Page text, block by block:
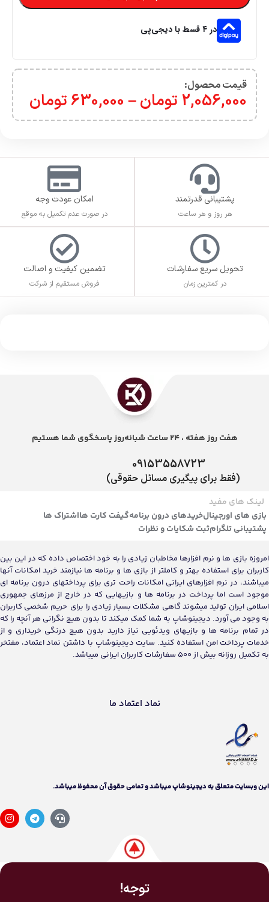
در ۴ قسط با دیجی‌پی
قیمت محصول:​
2,056,000 تومان–
630,000تومان
پشتیبانی قدرتمند
هر روز و هر ساعت
امکان عودت وجه
در صورت عدم تکمیل به موقع
تحویل سریع سفارشات
در کمترین زمان
تضمین کیفیت و اصالت
فروش مستقیم از شرکت
هفت روز هفته ، 24 ساعت شبانه‌روز پاسخگوی شما هستیم
09153558723
(فقط برای پیگیری مسائل حقوقی)
لینک های مفید
بازی های اورجینالخریدهای درون برنامهگیفت کارت هااشتراک ها
پشتیبانی تلگرامثبت شکایات و نظرات
امروزه بازی ها و نرم افزارها مخاطبان زیادی را به خود اختصاص داده که در این بین
کاربران برای استفاده بهتر و کاملتر از بازی ها و برنامه ها نیازمند خرید امکانات آنها
میباشند، در نرم افزارهای ایرانی امکانات راحت تری برای پرداختهای درون برنامه ای
موجود است اما پرداخت در برنامه ها و بازیهایی که در خارج از مرزهای جمهوری
اسلامی ایران تولید میشوند گاهی مشکلات بسیار زیادی را برای حریم شخصی کاربران
به وجود می آورد. دیجینوشاپ به شما کمک میکند تا بدون هیچ نگرانی هر آنچه را که
در تمام برنامه ها و بازیهای ویدئویی نیاز دارید بدون هیچ درنگی خریداری و از
خدمات پرداخت امن استفاده کنید. سایت دیجینوشاپ با داشتن نماد اعتماد، مفتخر
به تکمیل روزانه بیش از 500 سفارشات کاربران ایرانی میباشد.
نماد اعتماد ما
اين وبسايت متعلق به دیجینوشاپ ميباشد و تمامی حقوق آن محفوظ ميباشد.
توجه!